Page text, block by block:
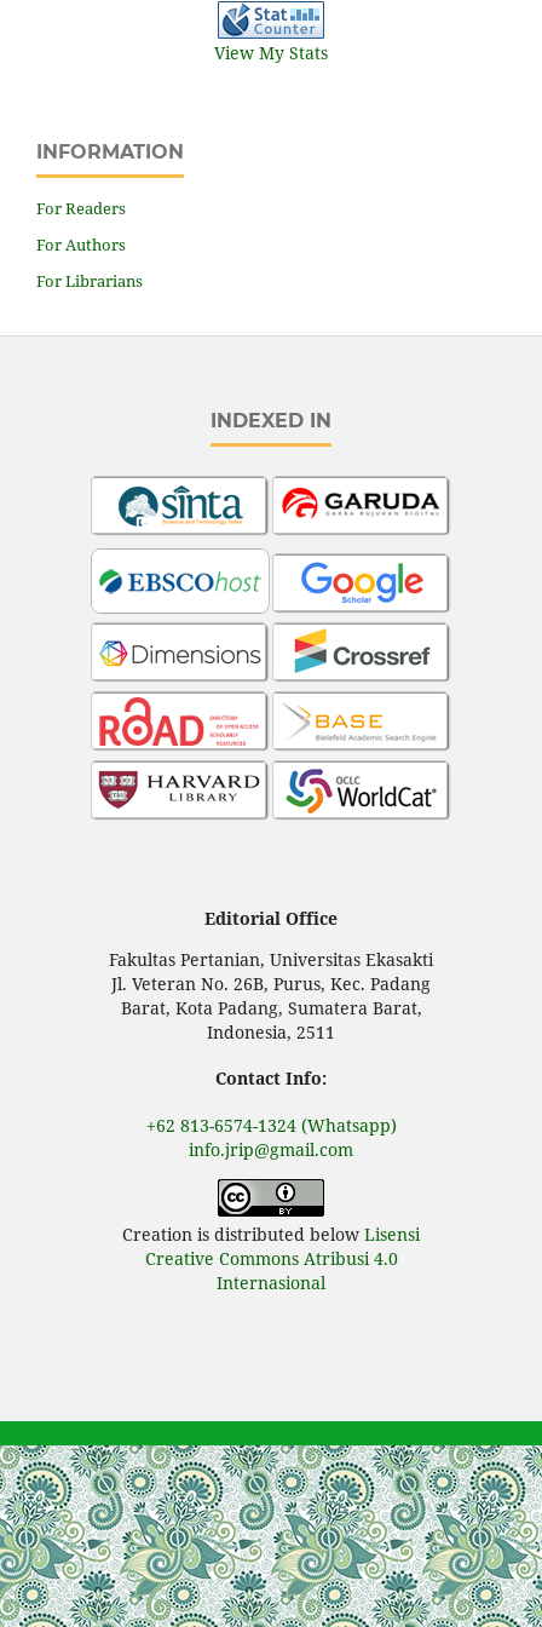
View My Stats
INFORMATION
For Readers
For Authors
For Librarians
INDEXED IN
Editorial Office
Fakultas Pertanian, Universitas Ekasakti
Jl. Veteran No. 26B, Purus, Kec. Padang
Barat, Kota Padang, Sumatera Barat,
Indonesia, 2511
Contact Info:
+62 813-6574-1324 (Whatsapp)
info.jrip@gmail.com
Creation is distributed below Lisensi
Creative Commons Atribusi 4.0
Internasional